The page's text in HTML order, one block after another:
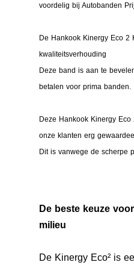
voordelig bij Autobanden
De Hankook Kinergy Eco
kwaliteitsverhouding
Deze band is aan te
betalen voor prima banden.
Deze Hankook Kinergy
onze klanten erg
Dit is vanwege de scherpe
De beste keuze
milieu
De Kinergy Eco² is